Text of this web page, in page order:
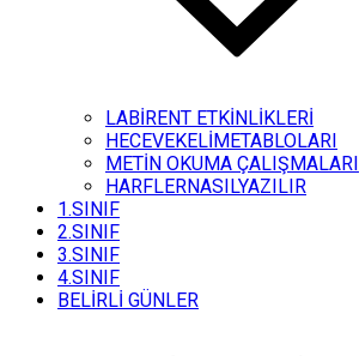
LABİRENT ETKİNLİKLERİ
HECEVEKELİMETABLOLARI
METİN OKUMA ÇALIŞMALARI
HARFLERNASILYAZILIR
1.SINIF
2.SINIF
3.SINIF
4.SINIF
BELİRLİ GÜNLER